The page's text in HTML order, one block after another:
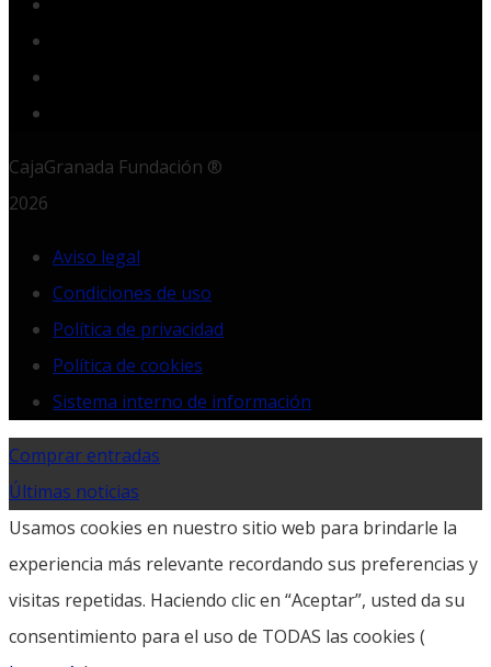
CajaGranada Fundación ®
2026
Aviso legal
Condiciones de uso
Política de privacidad
Política de cookies
Sistema interno de información
Comprar entradas
Últimas noticias
Usamos cookies en nuestro sitio web para brindarle la
experiencia más relevante recordando sus preferencias y
visitas repetidas. Haciendo clic en “Aceptar”, usted da su
consentimiento para el uso de TODAS las cookies (